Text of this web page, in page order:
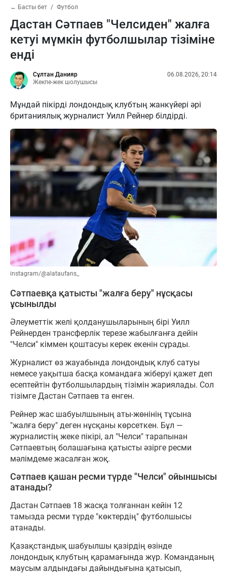
← Басты бет Футбол
Дастан Сәтпаев "Челсиден" жалға
кетуі мүмкін футболшылар тізіміне
енді
Сұлтан Данияр
Жекпе-жек шолушысы
06.08.2026, 20:14
Мұндай пікірді лондондық клубтың жанкүйері әрі
британиялық журналист Уилл Рейнер білдірді.
instagram/@alataufans_
Сәтпаевқа қатысты "жалға беру" нұсқасы
ұсынылды
Әлеуметтік желі қолданушыларының бірі Уилл
Рейнерден трансферлік терезе жабылғанға дейін
"Челси" кіммен қоштасуы керек екенін сұрады.
Журналист өз жауабында лондондық клуб сатуы
немесе уақытша басқа командаға жіберуі қажет деп
есептейтін футболшылардың тізімін жариялады. Сол
тізімге Дастан Сәтпаев та енген.
Рейнер жас шабуылшының аты-жөнінің тұсына
"жалға беру" деген нұсқаны көрсеткен. Бұл —
журналистің жеке пікірі, ал "Челси" тарапынан
Сәтпаевтың болашағына қатысты әзірге ресми
мәлімдеме жасалған жоқ.
Сәтпаев қашан ресми түрде "Челси" ойыншысы
атанады?
Дастан Сәтпаев 18 жасқа толғаннан кейін 12
тамызда ресми түрде "көктердің" футболшысы
атанады.
Қазақстандық шабуылшы қазірдің өзінде
лондондық клубтың қарамағында жүр. Команданың
маусым алдындағы дайындығына қатысып,